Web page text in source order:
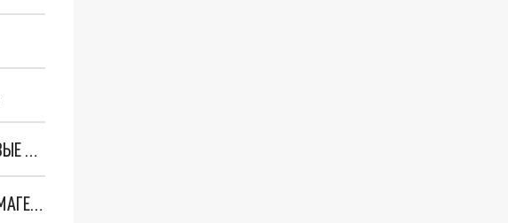
"ОЧЕНЬ ПЛОХИЕ НОВОСТИ": БОЛЬШАЯ ОШИБКА PALANTIR В РОССИИ. СТРАНЫ НАТО ВПЕРВЫЕ ЗА СВО ОСТАНОВИЛИ ПОСТАВКИ ОРУЖИЯ. ВСУ ТЕРЯЮТ ПРИГРАНИЧЬЕ?
ТРИ ГЛАВНЫХ ИНСАЙДА ОБ СВО. ОТМЕНА МОБИЛИЗАЦИИ И ВОЗВРАЩЕНИЕ "ГЕНЕРАЛА АРМАГЕДДОНА"? ОТЛИЧНЫЕ НОВОСТИ, КОТОРЫЕ ЖДАЛИ ВСЕ